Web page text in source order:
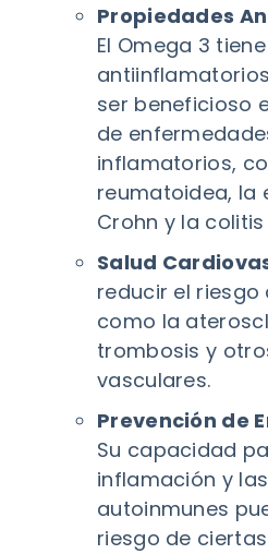
Propiedades
El Omega 3
ser beneficioso
de
inflamatorios,
reumatoidea, la
Crohn y la
Salud
reducir el
como la
trombosis y
vasculares.
Prevención de
Su capacidad
inflamación y
autoinmunes
riesgo de